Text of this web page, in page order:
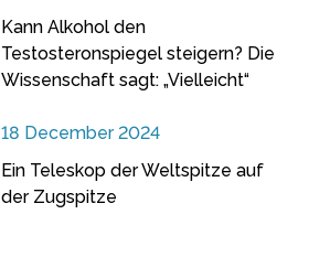
Kann Alkohol den
Testosteronspiegel steigern? Die
Wissenschaft sagt: „Vielleicht“
18 December 2024
Ein Teleskop der Weltspitze auf
der Zugspitze